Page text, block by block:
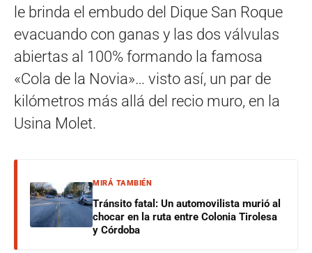
le brinda el embudo del Dique San Roque
evacuando con ganas y las dos válvulas
abiertas al 100% formando la famosa
«Cola de la Novia»… visto así, un par de
kilómetros más allá del recio muro, en la
Usina Molet.
MIRÁ TAMBIÉN
Tránsito fatal: Un automovilista murió al
chocar en la ruta entre Colonia Tirolesa
y Córdoba